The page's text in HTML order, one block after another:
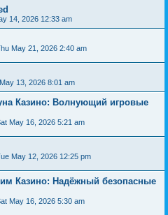
14, 2026 12:33 am
May 21, 2026 2:40 am
13, 2026 8:01 am
Казино: Волнующий игровые
May 16, 2026 5:21 am
May 12, 2026 12:25 pm
Казино: Надёжный безопасные
May 16, 2026 5:30 am